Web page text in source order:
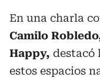
En una charla
Camilo
Happy, destacó
estos espacios